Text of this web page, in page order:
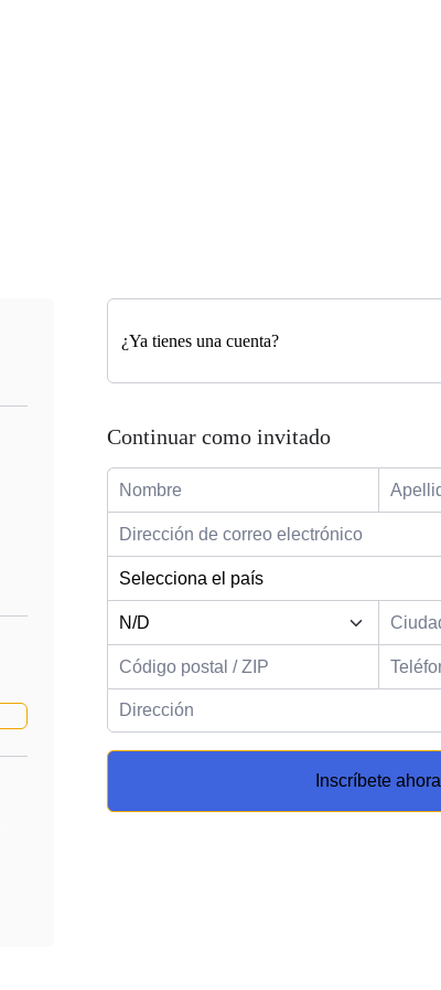
¿Ya tienes una cuenta?
Continuar como invitado
Inscríbete ahora